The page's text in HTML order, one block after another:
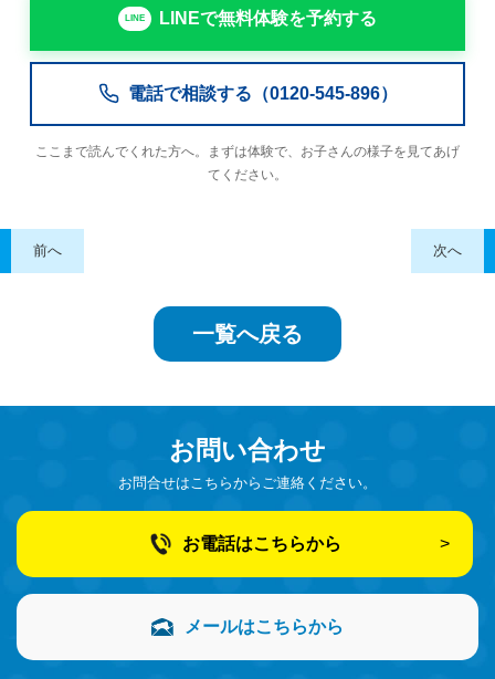
LINEで無料体験を予約する
電話で相談する（0120-545-896）
ここまで読んでくれた方へ。まずは体験で、お子さんの様子を見てあげ
てください。
前へ 次へ
一覧へ戻る
お問い合わせ
お問合せはこちらからご連絡ください。
お電話はこちらから
メールはこちらから